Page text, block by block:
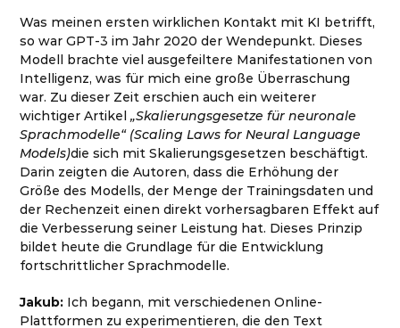
Was meinen ersten wirklichen Kontakt mit KI betrifft,
so war GPT-3 im Jahr 2020 der Wendepunkt. Dieses
Modell brachte viel ausgefeiltere Manifestationen von
Intelligenz, was für mich eine große Überraschung
war. Zu dieser Zeit erschien auch ein weiterer
wichtiger Artikel„Skalierungsgesetze für neuronale
Sprachmodelle“ (Scaling Laws for Neural Language
Models)die sich mit Skalierungsgesetzen beschäftigt.
Darin zeigten die Autoren, dass die Erhöhung der
Größe des Modells, der Menge der Trainingsdaten und
der Rechenzeit einen direkt vorhersagbaren Effekt auf
die Verbesserung seiner Leistung hat. Dieses Prinzip
bildet heute die Grundlage für die Entwicklung
fortschrittlicher Sprachmodelle.
Jakub: Ich begann, mit verschiedenen Online-
Plattformen zu experimentieren, die den Text